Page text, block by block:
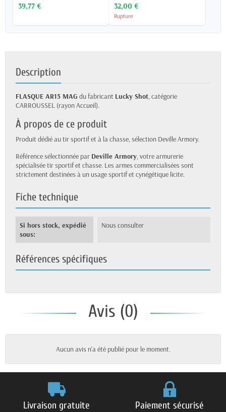
39,77 € 32,00 €
Rupture
Description
FLASQUE AR15 MAG du fabricant Lucky Shot, catégorie
CARROUSSEL (rayon Accueil).
À propos de ce produit
Produit dédié au tir sportif et à la chasse, sélection Deville Armory.
Référence sélectionnée par Deville Armory, votre armurerie
spécialisée tir sportif et chasse. Les armes commercialisées sont
strictement destinées à un usage sportif et cynégétique licite.
Fiche technique
Si hors stock, expédié
sous:
Nous consulter
Références spécifiques
Avis (0)
Aucun avis n'a été publié pour le moment.
Livraison gratuite Paiement sécurisé